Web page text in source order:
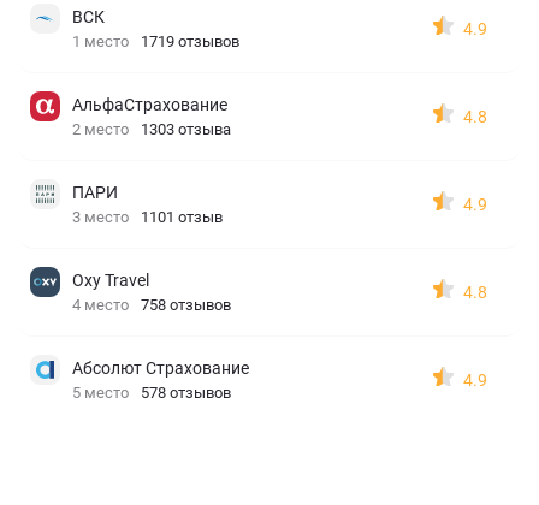
ВСК
1 место 1719 отзывов
4.9
АльфаСтрахование
2 место 1303 отзыва
4.8
ПАРИ
3 место 1101 отзыв
4.9
Oxy Travel
4 место 758 отзывов
4.8
Абсолют Страхование
5 место 578 отзывов
4.9